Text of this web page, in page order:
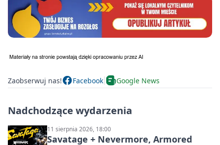
Zaobserwuj nas! Facebook Google News
Nadchodzące wydarzenia
11 sierpnia 2026, 18:00
Savatage + Nevermore, Armored